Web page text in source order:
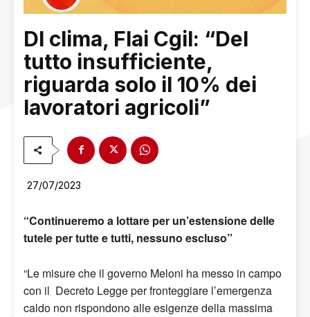
Dl clima, Flai Cgil: “Del
tutto insufficiente,
riguarda solo il 10% dei
lavoratori agricoli”
27/07/2023
“Continueremo a lottare per un’estensione delle
tutele per tutte e tutti, nessuno escluso”
“Le misure che il governo Meloni ha messo in campo
con il Decreto Legge per fronteggiare l’emergenza
caldo non rispondono alle esigenze della massima